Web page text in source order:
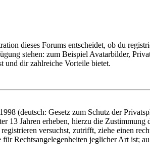
dieses Forums entscheidet, ob du
stehen: zum Beispiel Avatarbilder,
und dir zahlreiche Vorteile bietet.
(deutsch: Gesetz zum Schutz der
13 Jahren erheben, hierzu die
versuchst, zutrifft, ziehe einen
Rechtsangelegenheiten jeglicher Art ist;